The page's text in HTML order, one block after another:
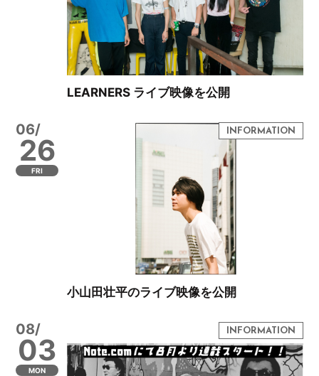
LEARNERS ライブ映像を公開
06/
26
FRI
小山田壮平のライブ映像を公開
08/
03
MON